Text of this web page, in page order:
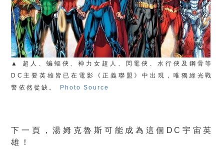
▲ 超人、蝙蝠俠、神力女超人、閃電俠、水行俠及鋼骨等
DC主要英雄皆已在電影《正義聯盟》中出現，唯獨綠光戰
警依然從缺。
Photo Source
下一頁，湯姆克魯斯可能成為這個DC宇宙英
雄！